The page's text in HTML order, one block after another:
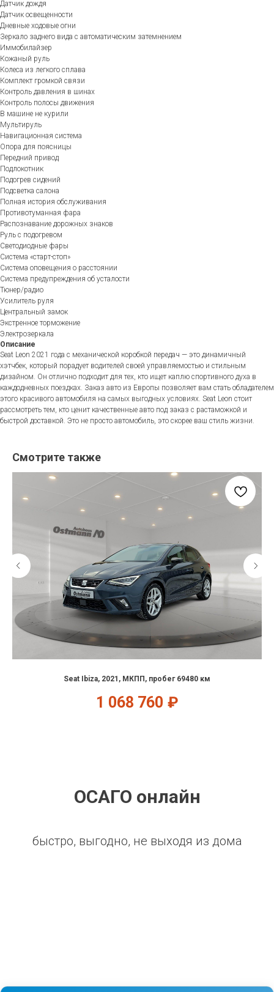
Датчик дождя
Датчик освещенности
Дневные ходовые огни
Зеркало заднего вида с автоматическим затемнением
Иммобилайзер
Кожаный руль
Колеса из легкого сплава
Комплект громкой связи
Контроль давления в шинах
Контроль полосы движения
В машине не курили
Мультируль
Навигационная система
Опора для поясницы
Передний привод
Подлокотник
Подогрев сидений
Подсветка салона
Полная история обслуживания
Противотуманная фара
Распознавание дорожных знаков
Руль с подогревом
Светодиодные фары
Система «старт-стоп»
Система оповещения о расстоянии
Система предупреждения об усталости
Тюнер/радио
Усилитель руля
Центральный замок
Экстренное торможение
Электрозеркала
Описание
Seat Leon 2021 года с механической коробкой передач — это динамичный
хэтчбек, который порадует водителей своей управляемостью и стильным
дизайном. Он отлично подходит для тех, кто ищет каплю спортивного духа в
каждодневных поездках. Заказ авто из Европы позволяет вам стать обладателем
этого красивого автомобиля на самых выгодных условиях. Seat Leon стоит
рассмотреть тем, кто ценит качественные авто под заказ с растаможкой и
быстрой доставкой. Это не просто автомобиль, это скорее ваш стиль жизни.
Смотрите также
Seat Ibiza, 2021, МКПП, пробег 69480 км
1 068 760 ₽
ОСАГО онлайн
быстро, выгодно, не выходя из дома